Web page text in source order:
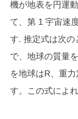
機が地表を円運
て、第 1 宇宙速
す. 推定式は次の
で、地球の質量
を地球はR、重
す。この式によ